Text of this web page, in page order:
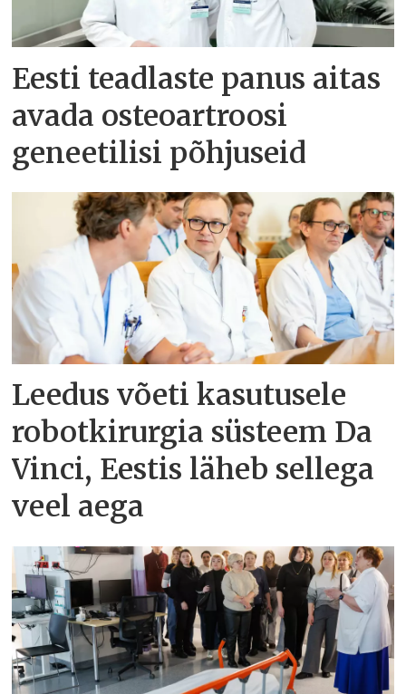
Eesti teadlaste panus aitas
avada osteoartroosi
geneetilisi põhjuseid
Leedus võeti kasutusele
robotkirurgia süsteem Da
Vinci, Eestis läheb sellega
veel aega